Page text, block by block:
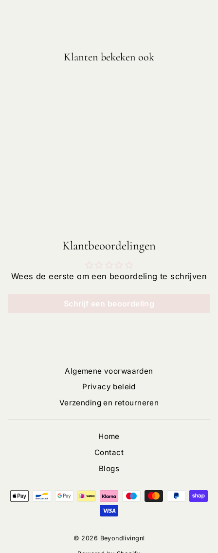
Klanten bekeken ook
Klantbeoordelingen
Wees de eerste om een beoordeling te schrijven
Schrijf een beoordeling
Algemene voorwaarden
Privacy beleid
Verzending en retourneren
Home
Contact
Blogs
© 2026 Beyondlivingnl